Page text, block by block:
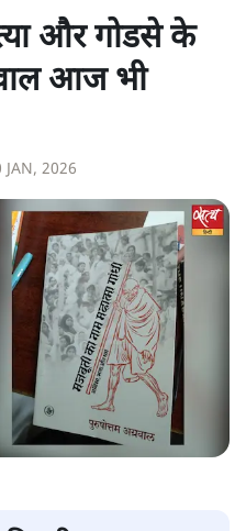
और गोडसे के
आज भी
JAN, 2026